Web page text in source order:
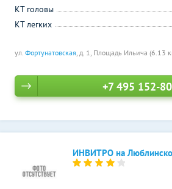
ул. Фортунатовская, д. 1, Площадь Ильича (6.13
КТ головы
КТ легких
+7 495 152-
ИНВИТРО на